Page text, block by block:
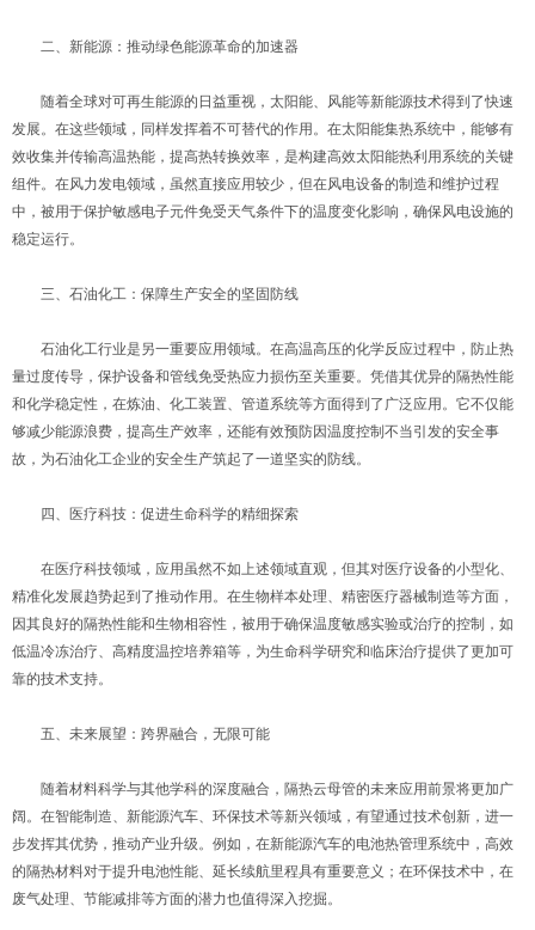
二、新能源：推动绿色能源革命的加速器
随着全球对可再生能源的日益重视，太阳能、风能等新能源技术得到了快速
发展。在这些领域，同样发挥着不可替代的作用。在太阳能集热系统中，能够有
效收集并传输高温热能，提高热转换效率，是构建高效太阳能热利用系统的关键
组件。在风力发电领域，虽然直接应用较少，但在风电设备的制造和维护过程
中，被用于保护敏感电子元件免受天气条件下的温度变化影响，确保风电设施的
稳定运行。
三、石油化工：保障生产安全的坚固防线
石油化工行业是另一重要应用领域。在高温高压的化学反应过程中，防止热
量过度传导，保护设备和管线免受热应力损伤至关重要。凭借其优异的隔热性能
和化学稳定性，在炼油、化工装置、管道系统等方面得到了广泛应用。它不仅能
够减少能源浪费，提高生产效率，还能有效预防因温度控制不当引发的安全事
故，为石油化工企业的安全生产筑起了一道坚实的防线。
四、医疗科技：促进生命科学的精细探索
在医疗科技领域，应用虽然不如上述领域直观，但其对医疗设备的小型化、
精准化发展趋势起到了推动作用。在生物样本处理、精密医疗器械制造等方面，
因其良好的隔热性能和生物相容性，被用于确保温度敏感实验或治疗的控制，如
低温冷冻治疗、高精度温控培养箱等，为生命科学研究和临床治疗提供了更加可
靠的技术支持。
五、未来展望：跨界融合，无限可能
随着材料科学与其他学科的深度融合，隔热云母管的未来应用前景将更加广
阔。在智能制造、新能源汽车、环保技术等新兴领域，有望通过技术创新，进一
步发挥其优势，推动产业升级。例如，在新能源汽车的电池热管理系统中，高效
的隔热材料对于提升电池性能、延长续航里程具有重要意义；在环保技术中，在
废气处理、节能减排等方面的潜力也值得深入挖掘。